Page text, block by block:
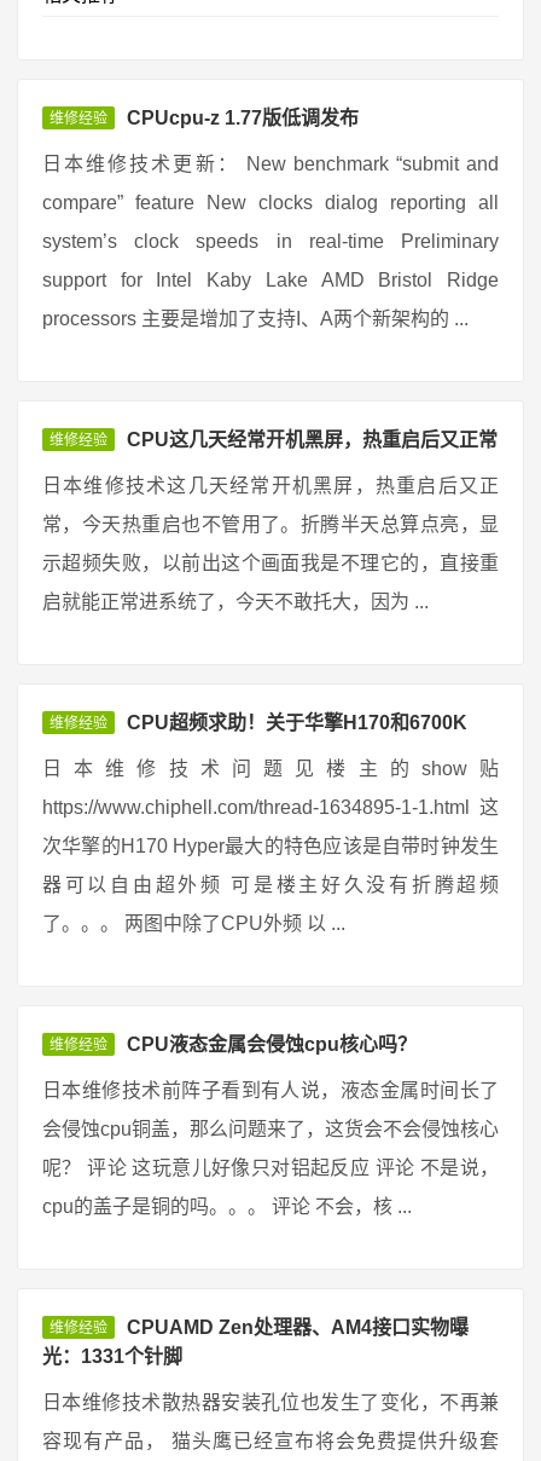
维修经验 CPUcpu-z 1.77版低调发布
日本维修技术更新： New benchmark “submit and
compare” feature New clocks dialog reporting all
system’s clock speeds in real-time Preliminary
support for Intel Kaby Lake AMD Bristol Ridge
processors 主要是增加了支持I、A两个新架构的 ...
维修经验 CPU这几天经常开机黑屏，热重启后又正常
日本维修技术这几天经常开机黑屏，热重启后又正
常，今天热重启也不管用了。折腾半天总算点亮，显
示超频失败，以前出这个画面我是不理它的，直接重
启就能正常进系统了，今天不敢托大，因为 ...
维修经验 CPU超频求助！关于华擎H170和6700K
日本维修技术问题见楼主的show贴
https://www.chiphell.com/thread-1634895-1-1.html 这
次华擎的H170 Hyper最大的特色应该是自带时钟发生
器可以自由超外频 可是楼主好久没有折腾超频
了。。。 两图中除了CPU外频 以 ...
维修经验 CPU液态金属会侵蚀cpu核心吗？
日本维修技术前阵子看到有人说，液态金属时间长了
会侵蚀cpu铜盖，那么问题来了，这货会不会侵蚀核心
呢？ 评论 这玩意儿好像只对铝起反应 评论 不是说，
cpu的盖子是铜的吗。。。 评论 不会，核 ...
维修经验
CPUAMD Zen处理器、AM4接口实物曝
光：1331个针脚
日本维修技术散热器安装孔位也发生了变化，不再兼
容现有产品， 猫头鹰已经宣布将会免费提供升级套